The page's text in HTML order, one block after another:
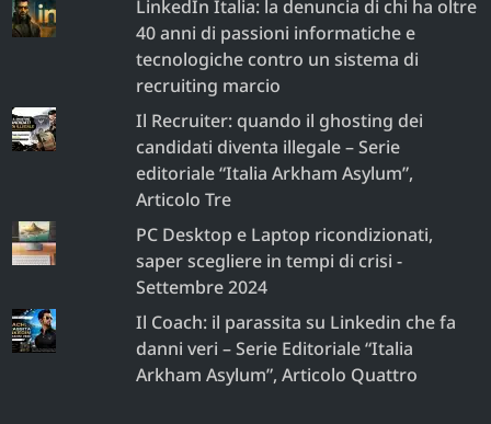
LinkedIn Italia: la denuncia di chi ha oltre
40 anni di passioni informatiche e
tecnologiche contro un sistema di
recruiting marcio
Il Recruiter: quando il ghosting dei
candidati diventa illegale – Serie
editoriale “Italia Arkham Asylum”,
Articolo Tre
PC Desktop e Laptop ricondizionati,
saper scegliere in tempi di crisi -
Settembre 2024
Il Coach: il parassita su Linkedin che fa
danni veri – Serie Editoriale “Italia
Arkham Asylum”, Articolo Quattro